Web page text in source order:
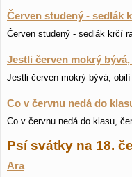
Červen studený - sedlák
Červen studený - sedlák krčí
Jestli červen mokrý
Jestli červen mokrý bývá,
Co v červnu nedá do
Co v červnu nedá do klasu,
Psí svátky na 18.
Ara